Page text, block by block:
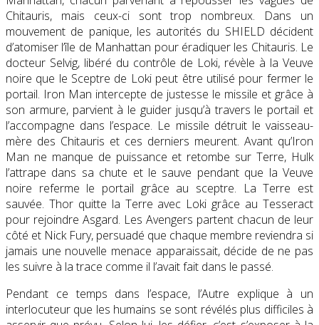
Chitauris, mais ceux-ci sont trop nombreux. Dans un
mouvement de panique, les autorités du SHIELD décident
d’atomiser l’île de Manhattan pour éradiquer les Chitauris. Le
docteur Selvig, libéré du contrôle de Loki, révèle à la Veuve
noire que le Sceptre de Loki peut être utilisé pour fermer le
portail. Iron Man intercepte de justesse le missile et grâce à
son armure, parvient à le guider jusqu’à travers le portail et
l’accompagne dans l’espace. Le missile détruit le vaisseau-
mère des Chitauris et ces derniers meurent. Avant qu’Iron
Man ne manque de puissance et retombe sur Terre, Hulk
l’attrape dans sa chute et le sauve pendant que la Veuve
noire referme le portail grâce au sceptre. La Terre est
sauvée. Thor quitte la Terre avec Loki grâce au Tesseract
pour rejoindre Asgard. Les Avengers partent chacun de leur
côté et Nick Fury, persuadé que chaque membre reviendra si
jamais une nouvelle menace apparaissait, décide de ne pas
les suivre à la trace comme il l’avait fait dans le passé.
Pendant ce temps dans l’espace, l’Autre explique à un
interlocuteur que les humains se sont révélés plus difficiles à